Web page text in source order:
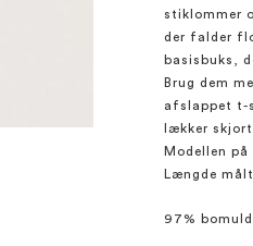
stiklommer
der falder
basisbuks,
Brug dem
afslappet t-
lækker
Modellen
Længde
97%